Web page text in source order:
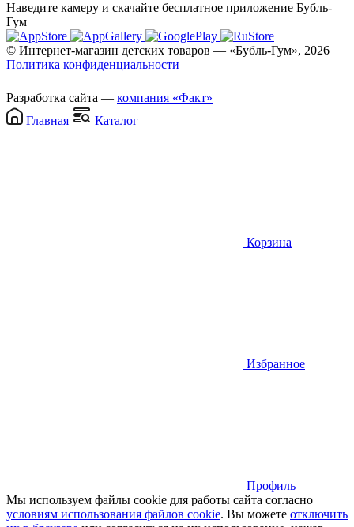
Наведите камеру и скачайте бесплатное приложение Бубль-
Гум
© Интернет-магазин детских товаров — «Бубль-Гум», 2026
Политика конфиденциальности
Разработка сайта — компания «Факт»
Главная
Каталог
Корзина
Избранное
Профиль
Мы используем файлы cookie для работы сайта согласно
условиям использования файлов cookie. Вы можете отключить